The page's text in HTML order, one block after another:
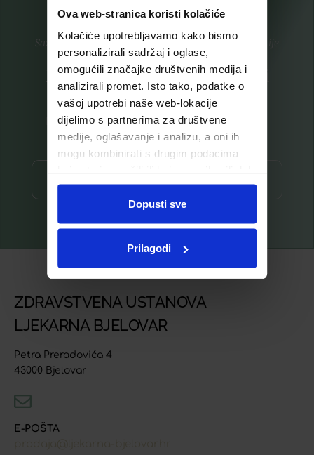
Ova web-stranica koristi kolačiće
Kolačiće upotrebljavamo kako bismo
personalizirali sadržaj i oglase,
omogućili značajke društvenih medija i
analizirali promet. Isto tako, podatke o
vašoj upotrebi naše web-lokacije
dijelimo s partnerima za društvene
medije, oglašavanje i analizu, a oni ih
mogu kombinirati s drugim podacima
ste upotrebljavali njihove usluge.
Dopusti sve
Prilagodi
Saznajte prvi za nove proizvode i ekskluzivne promocije
Prijavite se na listu za novosti
ZDRAVSTVENA USTANOVA
LJEKARNA BJELOVAR
Petra Preradovića 4
43000 Bjelovar
E-POŠTA